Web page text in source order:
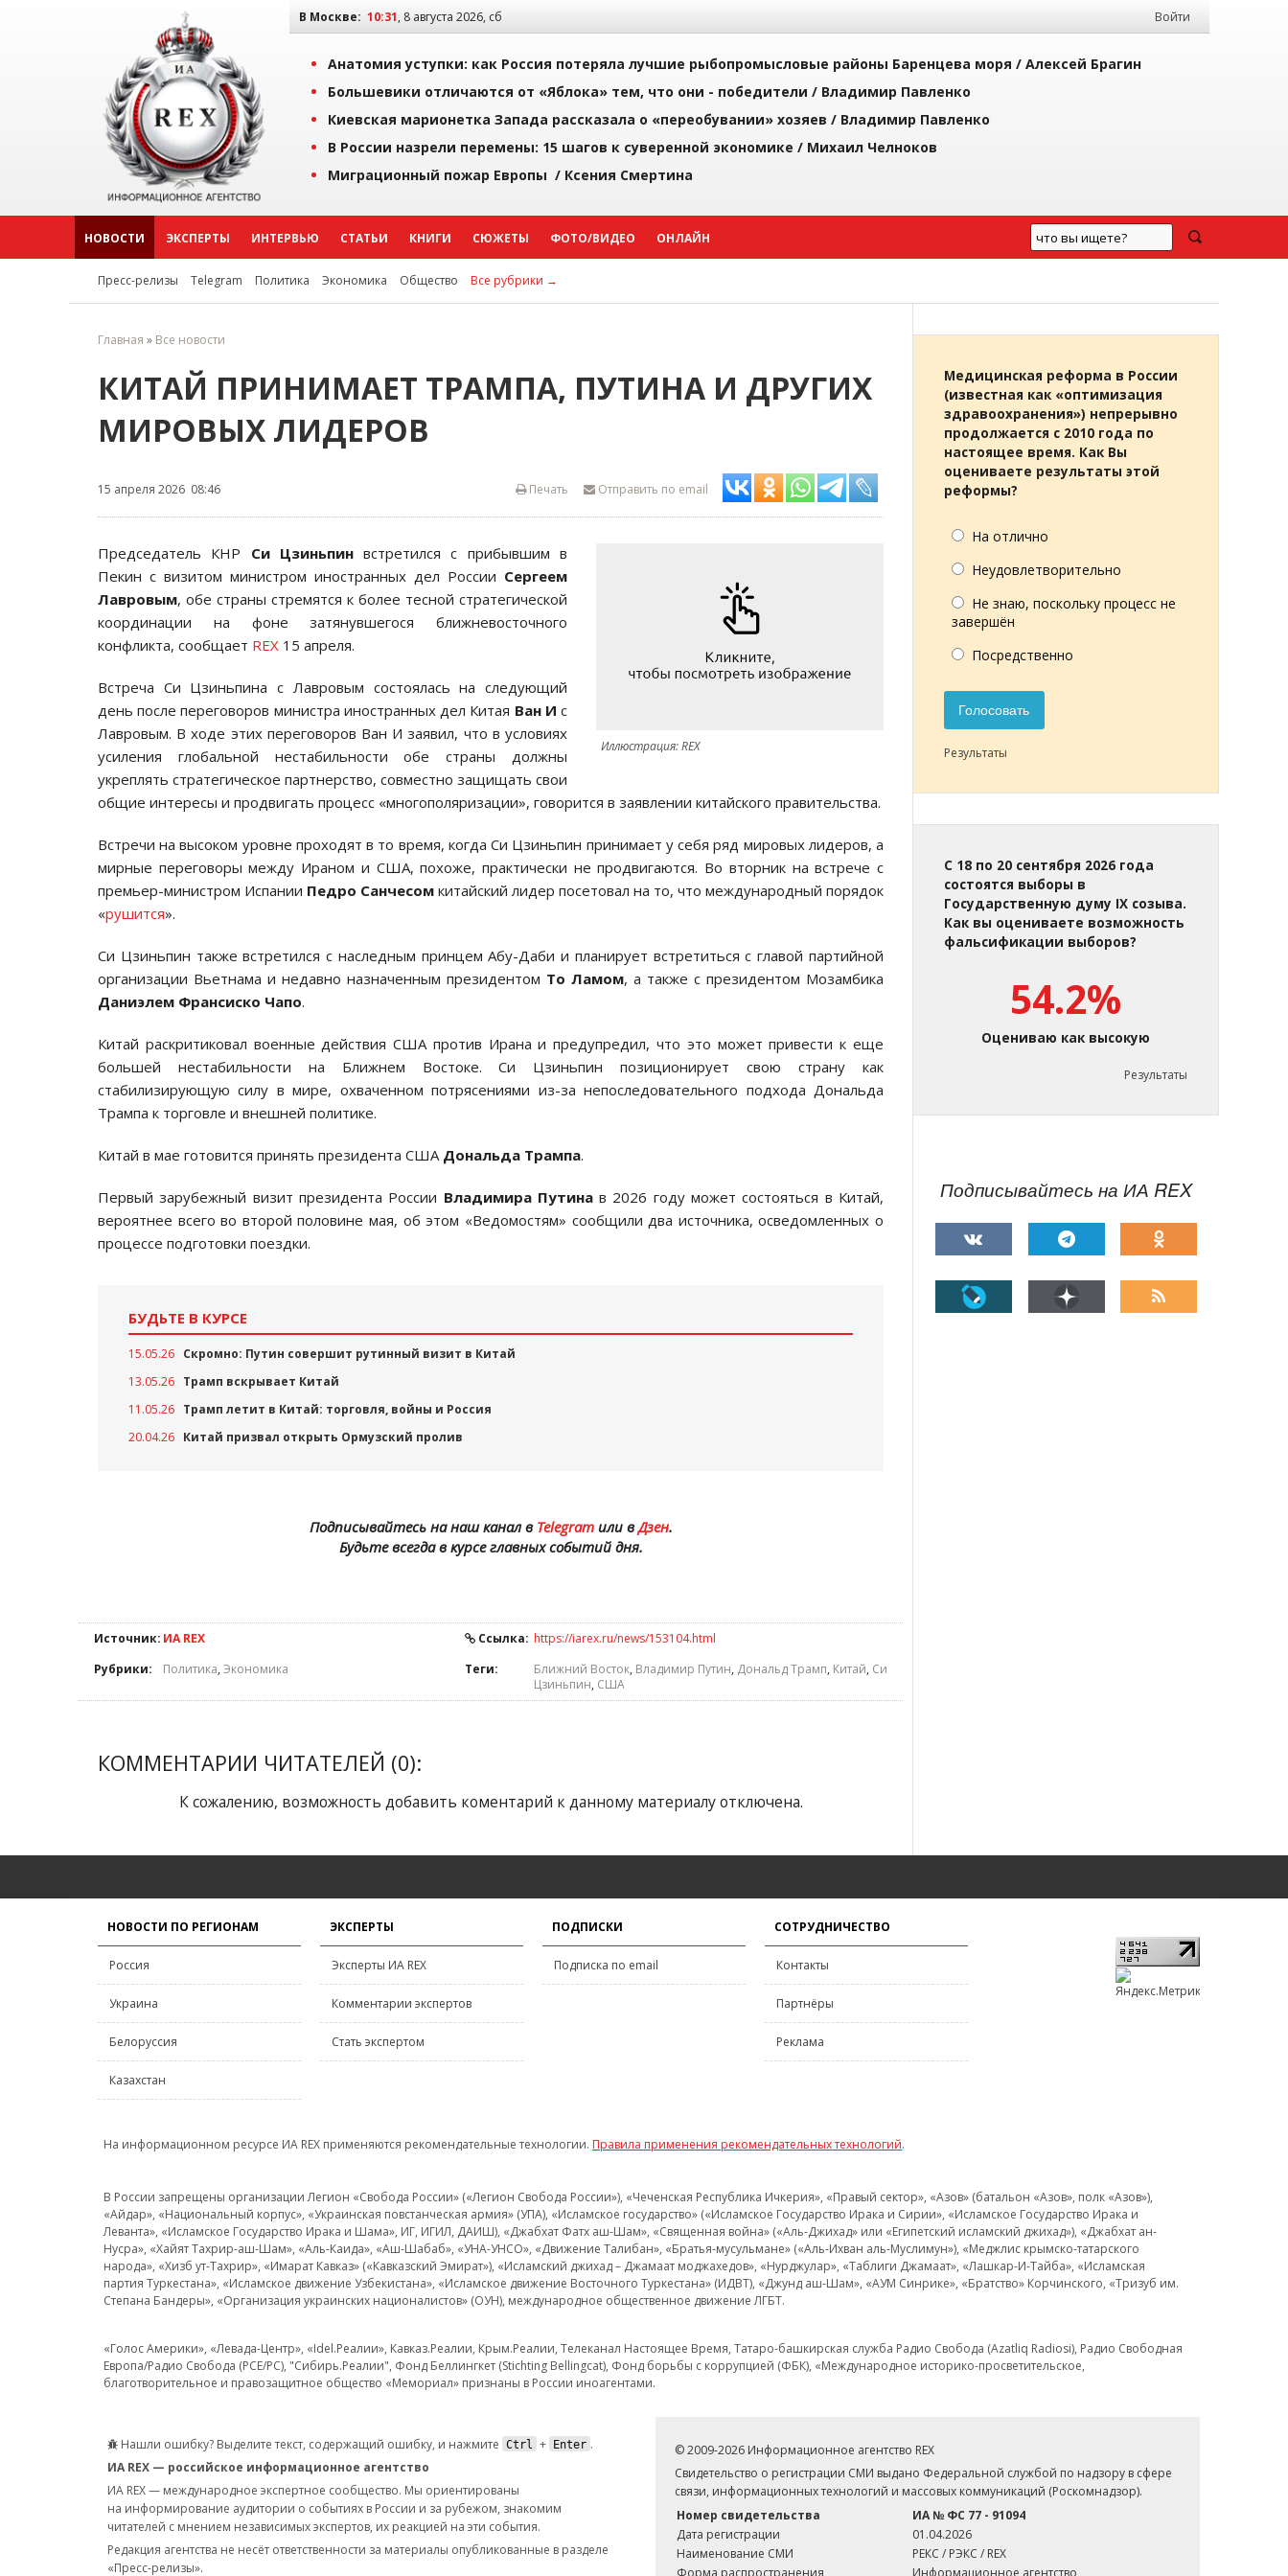
В Москве: 10:31, 8 августа 2026, сб Войти
Анатомия уступки: как Россия потеряла лучшие рыбопромысловые районы Баренцева моря / Алексей Брагин
Большевики отличаются от «Яблока» тем, что они - победители / Владимир Павленко
Киевская марионетка Запада рассказала о «переобувании» хозяев / Владимир Павленко
В России назрели перемены: 15 шагов к суверенной экономике / Михаил Челноков
Миграционный пожар Европы / Ксения Смертина
НОВОСТИ ЭКСПЕРТЫ ИНТЕРВЬЮ СТАТЬИ КНИГИ СЮЖЕТЫ ФОТО/ВИДЕО ОНЛАЙН
Пресс-релизы Telegram Политика Экономика Общество Все рубрики →
Главная » Все новости
КИТАЙ ПРИНИМАЕТ ТРАМПА, ПУТИНА И ДРУГИХ
МИРОВЫХ ЛИДЕРОВ
15 апреля 2026 08:46 Отправить по email
Печать
Иллюстрация: REX
Председатель КНР Си Цзиньпинвстретился с прибывшим в
Пекин с визитом министром иностранных дел России Сергеем
Лавровым, обе страны стремятся к более тесной стратегической
координации на фоне затянувшегося ближневосточного
конфликта, сообщает REX 15 апреля.
Встреча Си Цзиньпина с Лавровым состоялась на следующий
день после переговоров министра иностранных дел Китая Ван И с
Лавровым. В ходе этих переговоров Ван И заявил, что в условиях
усиления глобальной нестабильности обе страны должны
укреплять стратегическое партнерство, совместно защищать свои
общие интересы и продвигать процесс «многополяризации», говорится в заявлении китайского правительства.
Встречи на высоком уровне проходят в то время, когда Си Цзиньпин принимает у себя ряд мировых лидеров, а
мирные переговоры между Ираном и США, похоже, практически не продвигаются. Во вторник на встрече с
премьер-министром Испании Педро Санчесом китайский лидер посетовал на то, что международный порядок
«рушится».
Си Цзиньпин также встретился с наследным принцем Абу-Даби и планирует встретиться с главой партийной
организации Вьетнама и недавно назначенным президентом То Ламом, а также с президентом Мозамбика
Даниэлем Франсиско Чапо.
Китай раскритиковал военные действия США против Ирана и предупредил, что это может привести к еще
большей нестабильности на Ближнем Востоке. Си Цзиньпин позиционирует свою страну как
стабилизирующую силу в мире, охваченном потрясениями из-за непоследовательного подхода Дональда
Трампа к торговле и внешней политике.
Китай в мае готовится принять президента СШАДональда Трампа.
Первый зарубежный визит президента России Владимира Путинав 2026 году может состояться в Китай,
вероятнее всего во второй половине мая, об этом «Ведомостям» сообщили два источника, осведомленных о
процессе подготовки поездки.
БУДЬТЕ В КУРСЕ
15.05.26 Скромно: Путин совершит рутинный визит в Китай
13.05.26 Трамп вскрывает Китай
11.05.26 Трамп летит в Китай: торговля, войны и Россия
20.04.26 Китай призвал открыть Ормузский пролив
Подписывайтесь на наш канал в Telegramили вДзен.
Будьте всегда в курсе главных событий дня.
Источник: ИА REX Ссылка: https://iarex.ru/news/153104.html
Рубрики:
Политика, Экономика Теги: Ближний Восток, Владимир Путин, Дональд Трамп, Китай, Си
Цзиньпин, США
КОММЕНТАРИИ ЧИТАТЕЛЕЙ (0):
К сожалению, возможность добавить коментарий к данному материалу отключена.
Медицинская реформа в России
(известная как «оптимизация
здравоохранения») непрерывно
продолжается с 2010 года по
настоящее время. Как Вы
оцениваете результаты этой
реформы?
На отлично
Неудовлетворительно
Не знаю, поскольку процесс не
завершён
Посредственно
Голосовать
Результаты
С 18 по 20 сентября 2026 года
состоятся выборы в
Государственную думу IX созыва.
Как вы оцениваете возможность
фальсификации выборов?
54.2%
Оцениваю как высокую
Результаты
Подписывайтесь на ИА REX
НОВОСТИ ПО РЕГИОНАМ
Россия
Украина
Белоруссия
Казахстан
ЭКСПЕРТЫ
Эксперты ИА REX
Комментарии экспертов
Стать экспертом
ПОДПИСКИ
Подписка по email
СОТРУДНИЧЕСТВО
Контакты
Партнёры
Реклама
На информационном ресурсе ИА REX применяются рекомендательные технологии. Правила применения рекомендательных технологий.
В России запрещены организации Легион «Свобода России» («Легион Свобода России»), «Чеченская Республика Ичкерия», «Правый сектор», «Азов» (батальон «Азов», полк «Азов»),
«Айдар», «Национальный корпус», «Украинская повстанческая армия» (УПА), «Исламское государство» («Исламское Государство Ирака и Сирии», «Исламское Государство Ирака и
Леванта», «Исламское Государство Ирака и Шама», ИГ, ИГИЛ, ДАИШ), «Джабхат Фатх аш-Шам», «Священная война» («Аль-Джихад» или «Египетский исламский джихад»), «Джабхат ан-
Нусра», «Хайят Тахрир-аш-Шам», «Аль-Каида», «Аш-Шабаб», «УНА-УНСО», «Движение Талибан», «Братья-мусульмане» («Аль-Ихван аль-Муслимун»), «Меджлис крымско-татарского
народа», «Хизб ут-Тахрир», «Имарат Кавказ» («Кавказский Эмират»), «Исламский джихад – Джамаат моджахедов», «Нурджулар», «Таблиги Джамаат», «Лашкар-И-Тайба», «Исламская
партия Туркестана», «Исламское движение Узбекистана», «Исламское движение Восточного Туркестана» (ИДВТ), «Джунд аш-Шам», «АУМ Синрике», «Братство» Корчинского, «Тризуб им.
Степана Бандеры», «Организация украинских националистов» (ОУН), международное общественное движение ЛГБТ.
«Голос Америки», «Левада-Центр», «Idel.Реалии», Кавказ.Реалии, Крым.Реалии, Телеканал Настоящее Время, Татаро-башкирская служба Радио Свобода (Azatliq Radiosi), Радио Свободная
Европа/Радио Свобода (PCE/PC), "Сибирь.Реалии", Фонд Беллингкет (Stichting Bellingcat), Фонд борьбы с коррупцией (ФБК), «Международное историко-просветительское,
благотворительное и правозащитное общество «Мемориал» признаны в России иноагентами.
Нашли ошибку? Выделите текст, содержащий ошибку, и нажмите Ctrl + Enter .
ИА REX — российское информационное агентство
ИА REX — международное экспертное сообщество. Мы ориентированы
на информирование аудитории о событиях в России и за рубежом, знакомим
читателей с мнением независимых экспертов, их реакцией на эти события.
Редакция агентства не несёт ответственности за материалы опубликованные в разделе
«Пресс-релизы».
© 2009-2026 Информационное агентство REX
Свидетельство о регистрации СМИ выдано Федеральной службой по надзору в сфере
связи, информационных технологий и массовых коммуникаций (Роскомнадзор).
Номер свидетельства
ИА № ФС 77 - 91094
Дата регистрации
01.04.2026
Наименование СМИ
РЕКС / РЭКС / REX
Форма распространения
Информационное агентство